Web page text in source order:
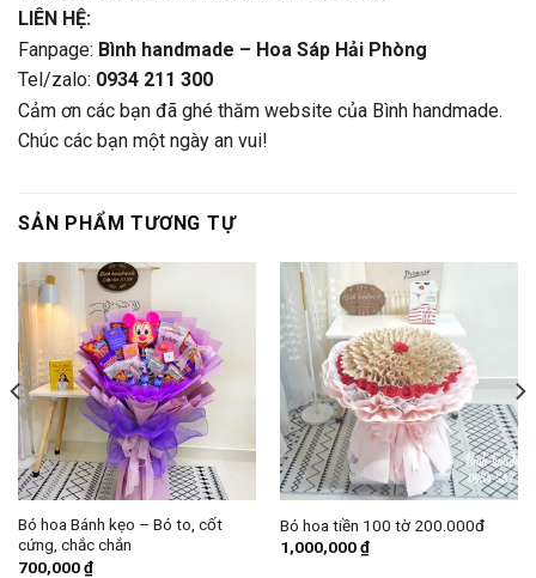
LIÊN HỆ:
Fanpage: Bình handmade – Hoa Sáp Hải Phòng
Tel/zalo: 0934 211 300
Cảm ơn các bạn đã ghé thăm website của Bình handmade.
Chúc các bạn một ngày an vui!
SẢN PHẨM TƯƠNG TỰ
Bó hoa Bánh kẹo – Bó to, cốt
cứng, chắc chắn
700,000₫
Bó hoa tiền 100 tờ 200.000đ
1,000,000₫